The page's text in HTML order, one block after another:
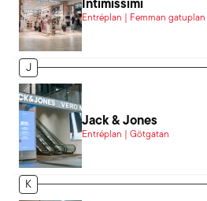
Entréplan | Femman gatuplan
J
Jack & Jones
Entréplan | Götgatan
K